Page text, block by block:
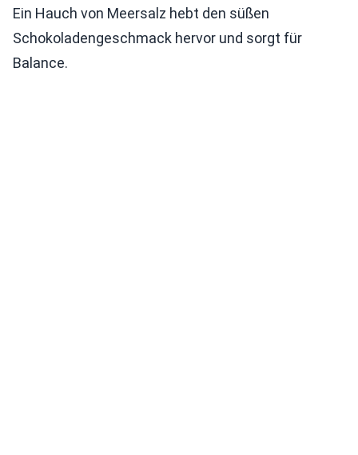
Ein Hauch von Meersalz hebt den süßen
Schokoladengeschmack hervor und sorgt für
Balance.